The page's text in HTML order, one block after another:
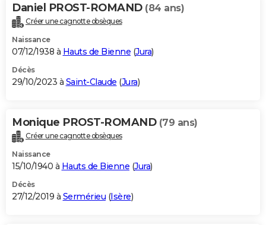
Bricolage
Lifestyle
Culture
Sport
Auto
Television
Voyage
Cinema
Daniel PROST-ROMAND (84 ans)
Créer une cagnotte obsèques
Naissance
07/12/1938 à Hauts de Bienne (Jura)
Décès
29/10/2023 à Saint-Claude (Jura)
Monique PROST-ROMAND (79 ans)
Créer une cagnotte obsèques
Naissance
15/10/1940 à Hauts de Bienne (Jura)
Décès
27/12/2019 à Sermérieu (Isère)